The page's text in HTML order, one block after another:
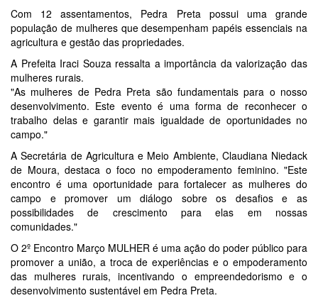
Com 12 assentamentos, Pedra Preta possui uma grande
população de mulheres que desempenham papéis essenciais na
agricultura e gestão das propriedades.
A Prefeita Iraci Souza ressalta a importância da valorização das
mulheres rurais.
"As mulheres de Pedra Preta são fundamentais para o nosso
desenvolvimento. Este evento é uma forma de reconhecer o
trabalho delas e garantir mais igualdade de oportunidades no
campo."
A Secretária de Agricultura e Meio Ambiente, Claudiana Niedack
de Moura, destaca o foco no empoderamento feminino. "Este
encontro é uma oportunidade para fortalecer as mulheres do
campo e promover um diálogo sobre os desafios e as
possibilidades de crescimento para elas em nossas
comunidades."
O 2º Encontro Março MULHER é uma ação do poder público para
promover a união, a troca de experiências e o empoderamento
das mulheres rurais, incentivando o empreendedorismo e o
desenvolvimento sustentável em Pedra Preta.